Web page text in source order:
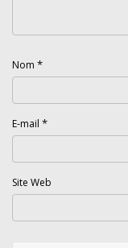
Nom *
E-mail *
Site Web